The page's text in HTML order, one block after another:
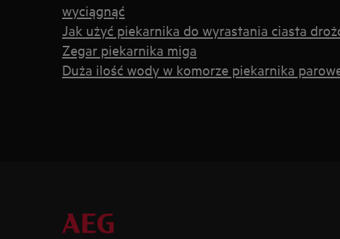
wyciągnąć
Jak użyć piekarnika do wyrastania ciasta
Zegar piekarnika miga
Duża ilość wody w komorze piekarnika